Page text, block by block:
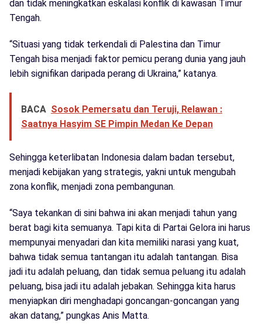
dan tidak meningkatkan eskalasi konflik di kawasan Timur
Tengah.
“Situasi yang tidak terkendali di Palestina dan Timur
Tengah bisa menjadi faktor pemicu perang dunia yang jauh
lebih signifikan daripada perang di Ukraina,” katanya.
BACA Sosok Pemersatu dan Teruji, Relawan :
Saatnya Hasyim SE Pimpin Medan Ke Depan
Sehingga keterlibatan Indonesia dalam badan tersebut,
menjadi kebijakan yang strategis, yakni untuk mengubah
zona konflik, menjadi zona pembangunan.
“Saya tekankan di sini bahwa ini akan menjadi tahun yang
berat bagi kita semuanya. Tapi kita di Partai Gelora ini harus
mempunyai menyadari dan kita memiliki narasi yang kuat,
bahwa tidak semua tantangan itu adalah tantangan. Bisa
jadi itu adalah peluang, dan tidak semua peluang itu adalah
peluang, bisa jadi itu adalah jebakan. Sehingga kita harus
menyiapkan diri menghadapi goncangan-goncangan yang
akan datang,” pungkas Anis Matta.